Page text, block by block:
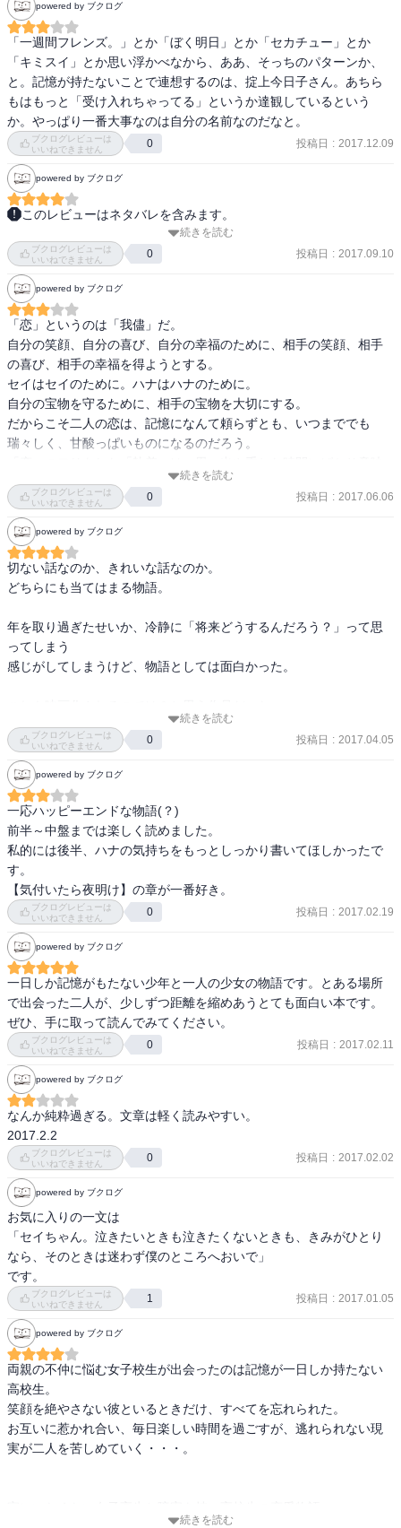
powered by ブクログ
「一週間フレンズ。」とか「ぼく明日」とか「セカチュー」とか
「キミスイ」とか思い浮かべなから、ああ、そっちのパターンか、
と。記憶が持たないことで連想するのは、掟上今日子さん。あちら
もはもっと「受け入れちゃってる」というか達観しているという
か。やっぱり一番大事なのは自分の名前なのだなと。
ブクログレビューは
いいねできません
0 投稿日 : 2017.12.09
powered by ブクログ
このレビューはネタバレを含みます。
両親の不仲に悩む高1女子のセイは、ある日、カメラを構えた少年ハ
ナに写真を撮られる。優しく不思議な雰囲気のハナに惹かれ、以来
セイは毎日のように会いに行くが、実は彼の記憶が1日しかもたない
ことを知る―。それぞれが抱える痛みや苦しみを分かち合っていく
ふたり。しかし、逃れられない過酷な現実が待ち受けていて…。優
しさに満ち溢れたストーリーに涙が止まらない!
【感想】
写真を通して、惹かれ合っていくハナとセイ。写真は景色や物を映
すだけでなく、それを映した人の心も映すんじゃないかなと思っ
た。そして、その撮った写真を見て、2人でああでもないこうでもな
いと言いながら、笑い合ったり拗ねたり…そんな微笑ましい光景が
いいなあと思った。ハナは素直すぎるほど素直で純粋でまっすぐだ
けど、反対にセイは、我慢強くて強がりで思ったことを素直に口に
出せない。そんな正反対な2人が、一緒にいることで少しずつ変化し
ていくところも見どころのひとつじゃないかなと思う。このお話
は、切なさもたくさんあるけれど、でもそれ以上に心があたたまる
素敵なお話だと思った。
続きを読む
ブクログレビューは
いいねできません
0 投稿日 : 2017.09.10
powered by ブクログ
「恋」というのは「我儘」だ。
自分の笑顔、自分の喜び、自分の幸福のために、相手の笑顔、相手
の喜び、相手の幸福を得ようとする。
セイはセイのために。ハナはハナのために。
自分の宝物を守るために、相手の宝物を大切にする。
だからこそ二人の恋は、記憶になんて頼らずとも、いつまででも
瑞々しく、甘酸っぱいものになるのだろう。
を見出そうとしがちだから、今、目の前にいる大切な誰かの笑顔だ
けを大事にしたいと思える「恋」に出会いたい、なんて考えてしま
う一冊でした。
続きを読む
ブクログレビューは
いいねできません
0 投稿日 : 2017.06.06
powered by ブクログ
切ない話なのか、きれいな話なのか。
どちらにも当てはまる物語。
年を取り過ぎたせいか、冷静に「将来どうするんだろう？」って思
ってしまう
感じがしてしまうけど、物語としては面白かった。
続きを読む
ブクログレビューは
いいねできません
0 投稿日 : 2017.04.05
powered by ブクログ
一応ハッピーエンドな物語(？)
前半～中盤までは楽しく読めました。
私的には後半、ハナの気持ちをもっとしっかり書いてほしかったで
す。
【気付いたら夜明け】の章が一番好き。
ブクログレビューは
いいねできません
0 投稿日 : 2017.02.19
powered by ブクログ
一日しか記憶がもたない少年と一人の少女の物語です。とある場所
で出会った二人が、少しずつ距離を縮めあうとても面白い本です。
ぜひ、手に取って読んでみてください。
ブクログレビューは
いいねできません
0 投稿日 : 2017.02.11
powered by ブクログ
なんか純粋過ぎる。文章は軽く読みやすい。
2017.2.2
ブクログレビューは
いいねできません
0 投稿日 : 2017.02.02
powered by ブクログ
お気に入りの一文は
「セイちゃん。泣きたいときも泣きたくないときも、きみがひとり
なら、そのときは迷わず僕のところへおいで」
です。
ブクログレビューは
いいねできません
1 投稿日 : 2017.01.05
powered by ブクログ
両親の不仲に悩む女子校生が出会ったのは記憶が一日しか持たない
高校生。
笑顔を絶やさない彼といるときだけ、すべてを忘れられた。
お互いに惹かれ合い、毎日楽しい時間を過ごすが、逃れられない現
実が二人を苦しめていく・・・。
続きを読む